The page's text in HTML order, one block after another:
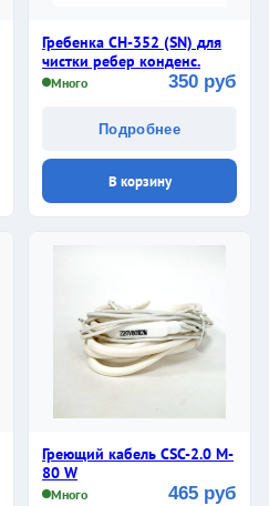
Гребенка СН-352 (SN) для
чистки ребер конденс.
Много 350 руб
Подробнее
В корзину
Греющий кабель CSC-2.0 M-
80 W
Много 465 руб